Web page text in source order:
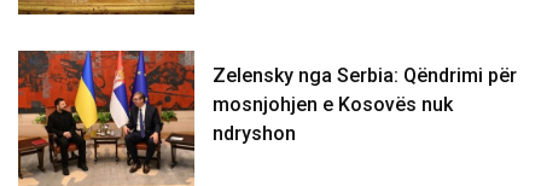
Zelensky nga Serbia: Qëndrimi për
mosnjohjen e Kosovës nuk
ndryshon